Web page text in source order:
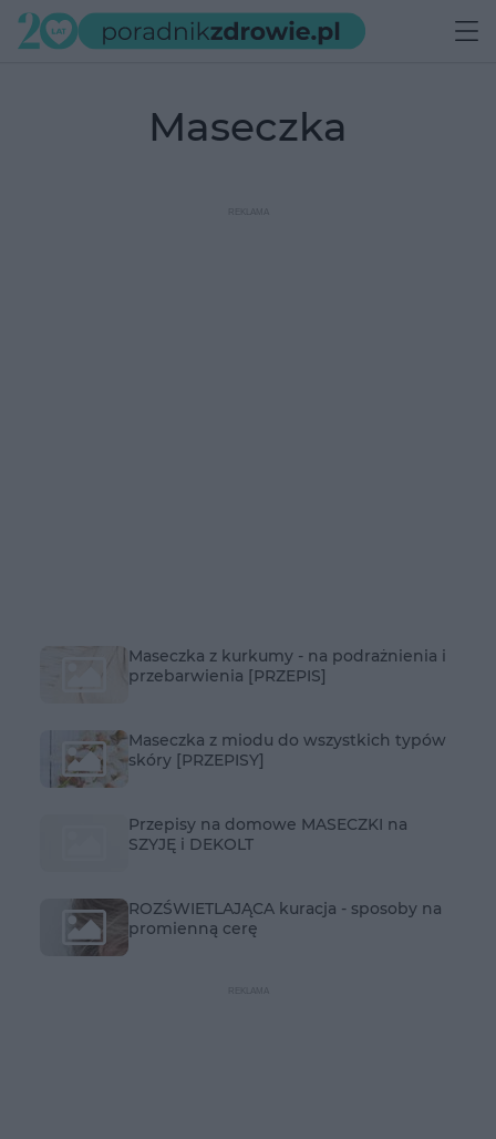
maseczka
Maseczka z kurkumy - na podrażnienia i
przebarwienia [PRZEPIS]
Maseczka z miodu do wszystkich typów
skóry [PRZEPISY]
Przepisy na domowe MASECZKI na
SZYJĘ i DEKOLT
ROZŚWIETLAJĄCA kuracja - sposoby na
promienną cerę